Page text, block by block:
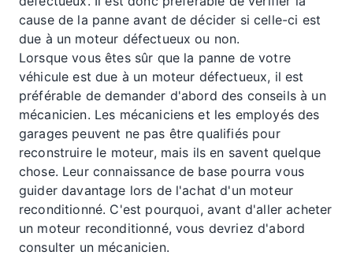
cause de la panne avant de décider si celle-ci est
due à un moteur défectueux ou non.
Lorsque vous êtes sûr que la panne de votre
véhicule est due à un moteur défectueux, il est
préférable de demander d'abord des conseils à un
mécanicien. Les mécaniciens et les employés des
garages peuvent ne pas être qualifiés pour
reconstruire le moteur, mais ils en savent quelque
chose. Leur connaissance de base pourra vous
guider davantage lors de l'achat d'un moteur
reconditionné. C'est pourquoi, avant d'aller acheter
un moteur reconditionné, vous devriez d'abord
consulter un mécanicien.